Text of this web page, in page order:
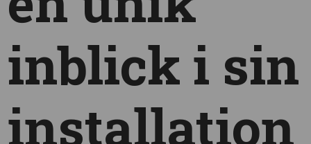
inblick i sin
installation